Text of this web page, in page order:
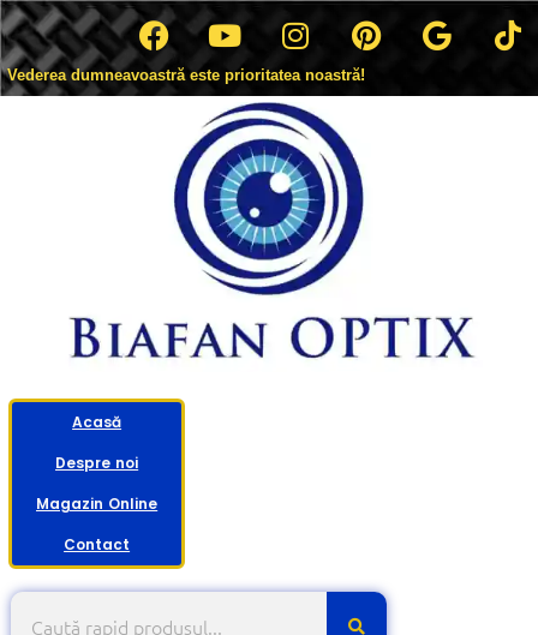
Vederea dumneavoastră este prioritatea noastră!
Acasă
Despre noi
Magazin Online
Contact